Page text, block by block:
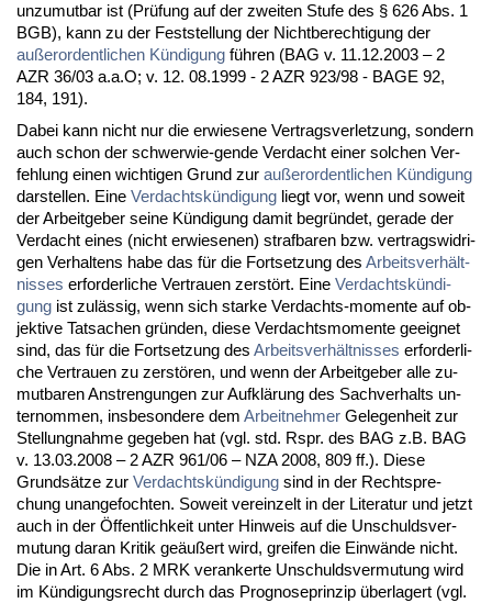
un­zu­mut­bar ist (Prüfung auf der zwei­ten Stu­fe des § 626 Abs. 1
BGB), kann zu der Fest­stel­lung der Nicht­be­rech­ti­gung der
außer­or­dent­li­chen Kündi­gung führen (BAG v. 11.12.2003 – 2
AZR 36/03 a.a.O; v. 12. 08.1999 - 2 AZR 923/98 - BA­GE 92,
184, 191).
Da­bei kann nicht nur die er­wie­se­ne Ver­trags­ver­let­zung, son­dern
auch schon der schwer­wie-gen­de Ver­dacht ei­ner sol­chen Ver­
feh­lung ei­nen wich­ti­gen Grund zur außer­or­dent­li­chen Kündi­gung
dar­stel­len. Ei­ne Ver­dachtskündi­gung liegt vor, wenn und so­weit
der Ar­beit­ge­ber sei­ne Kündi­gung da­mit be­gründet, ge­ra­de der
Ver­dacht ei­nes (nicht er­wie­se­nen) straf­ba­ren bzw. ver­trags­wid­ri­
gen Ver­hal­tens ha­be das für die Fort­set­zung des Ar­beits­verhält­
nis­ses er­for­der­li­che Ver­trau­en zerstört. Ei­ne Ver­dachtskündi­
gung ist zulässig, wenn sich star­ke Ver­dachts-mo­men­te auf ob­
jek­ti­ve Tat­sa­chen gründen, die­se Ver­dachts­mo­men­te ge­eig­net
sind, das für die Fort­set­zung des Ar­beits­verhält­nis­ses er­for­der­li­
che Ver­trau­en zu zerstören, und wenn der Ar­beit­ge­ber al­le zu­
mut­ba­ren An­stren­gun­gen zur Aufklärung des Sach­ver­halts un­
ter­nom­men, ins­be­son­de­re dem Ar­beit­neh­mer Ge­le­gen­heit zur
Stel­lung­nah­me ge­ge­ben hat (vgl. std. Rspr. des BAG z.B. BAG
v. 13.03.2008 – 2 AZR 961/06 – NZA 2008, 809 ff.). Die­se
Grundsätze zur Ver­dachtskündi­gung sind in der Recht­spre­
chung un­an­ge­foch­ten. So­weit ver­ein­zelt in der Li­te­ra­tur und jetzt
auch in der Öffent­lich­keit un­ter Hin­weis auf die Un­schulds­ver­
mu­tung dar­an Kri­tik geäußert wird, grei­fen die Einwände nicht.
Die in Art. 6 Abs. 2 MRK ver­an­ker­te Un­schulds­ver­mu­tung wird
im Kündi­gungs­recht durch das Pro­gno­se­prin­zip über­la­gert (vgl.